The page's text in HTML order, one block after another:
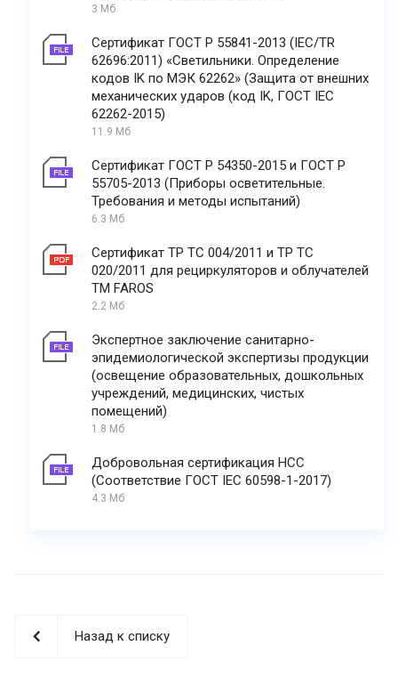
3 Мб
Сертификат ГОСТ Р 55841-2013 (IEC/TR
62696:2011) «Светильники. Определение
кодов IK по МЭК 62262» (Защита от внешних
механических ударов (код IK, ГОСТ IEC
62262-2015)
11.9 Мб
Сертификат ГОСТ Р 54350-2015 и ГОСТ Р
55705-2013 (Приборы осветительные.
Требования и методы испытаний)
6.3 Мб
Сертификат ТР ТС 004/2011 и ТР ТС
020/2011 для рециркуляторов и облучателей
ТМ FAROS
2.2 Мб
Экспертное заключение санитарно-
эпидемиологической экспертизы продукции
(освещение образовательных, дошкольных
учреждений, медицинских, чистых
помещений)
1.8 Мб
Добровольная сертификация НСС
(Соответствие ГОСТ IEC 60598-1-2017)
4.3 Мб
Назад к списку